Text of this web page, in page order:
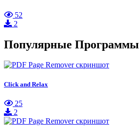
52
2
Популярные Программы
Click and Relax
25
2